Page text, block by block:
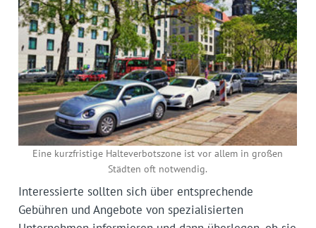
Eine kurzfristige Halteverbotszone ist vor allem in großen
Städten oft notwendig.
Interessierte sollten sich über entsprechende
Gebühren und Angebote von spezialisierten